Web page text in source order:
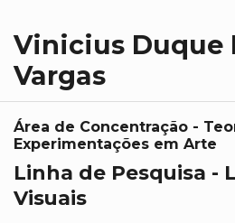
Vinicius Duque
Vargas
Área de Concentração -
Experimentações em Arte
Linha de Pesquisa -
Visuais